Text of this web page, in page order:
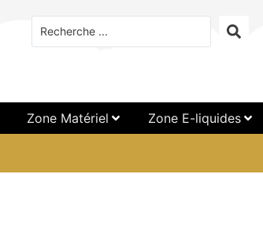
Zone Matériel Zone E-liquides